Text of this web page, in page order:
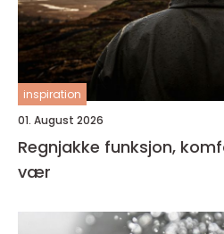
inspiration
01. August 2026
Regnjakke funksjon, komfort og stil i all slags
vær